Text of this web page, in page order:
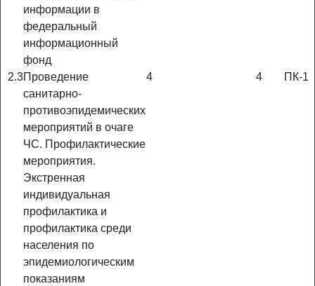
информации в
федеральный
информационный
фонд
2.3Проведение
санитарно-
противоэпидемических
мероприятий в очаге
ЧС. Профилактические
мероприятия.
Экстренная
индивидуальная
профилактика и
профилактика среди
населения по
эпидемиологическим
показаниям
4 4 ПК-1